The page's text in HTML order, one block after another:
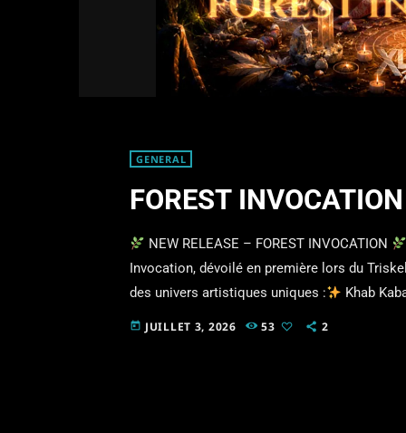
GENERAL
FOREST
NEW RELEASE – FOREST INVOCATION
Invocation, dévoilé en première lors du
des univers artistiques uniques :
Khab
RetrogradeEnsemble, nous avons créé un
today JUILLET 3, 2026 53 2